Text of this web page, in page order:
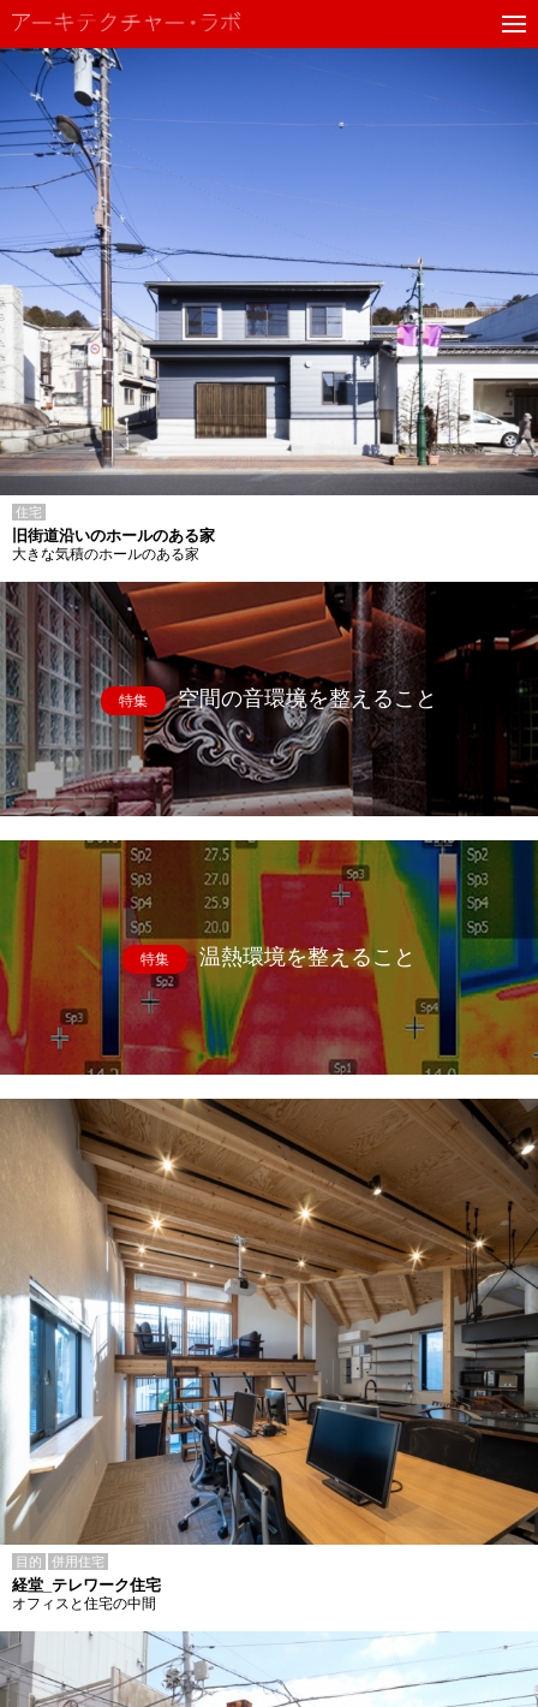
住宅
旧街道沿いのホールのある家
大きな気積のホールのある家
特集 空間の音環境を整えること
特集 温熱環境を整えること
目的 併用住宅
経堂_テレワーク住宅
オフィスと住宅の中間